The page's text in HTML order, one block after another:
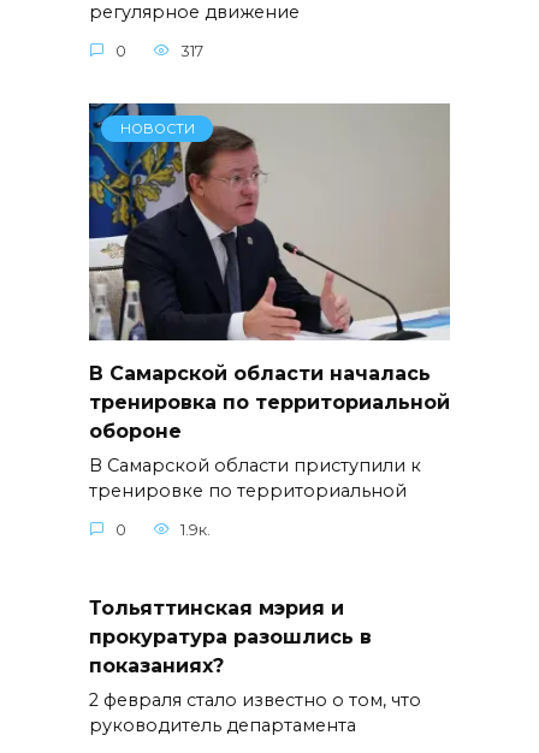
регулярное движение
0 317
НОВОСТИ
В Самарской области началась
тренировка по территориальной
обороне
В Самарской области приступили к
тренировке по территориальной
0 1.9к.
Тольяттинская мэрия и
прокуратура разошлись в
показаниях?
2 февраля стало известно о том, что
руководитель департамента